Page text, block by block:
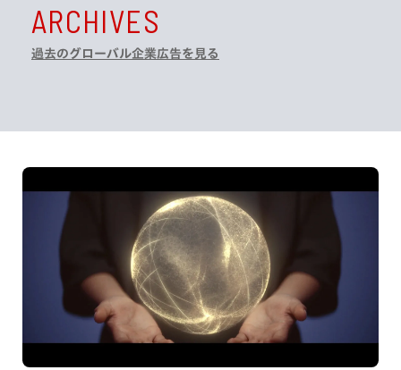
ARCHIVES
過去のグローバル企業広告を見る